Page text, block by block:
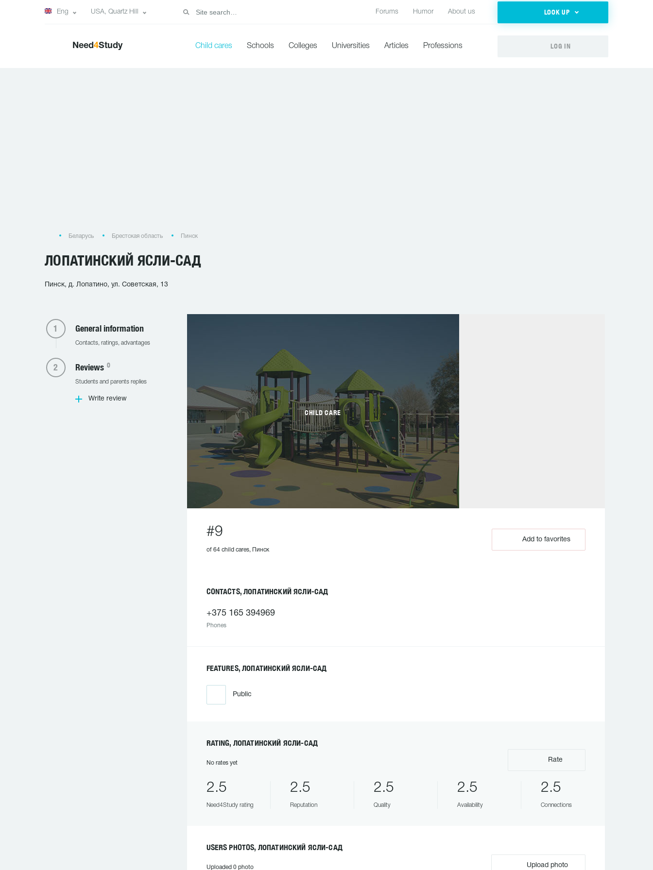
Eng USA, Quartz Hill Forums Humor About us LOOK UP
Need4Study Child cares Schools Colleges Universities Articles Professions LOG IN
Беларусь Брестская область Пинск
ЛОПАТИНСКИЙ ЯСЛИ-САД
Пинск, д. Лопатино, ул. Советская, 13
General information
Contacts, ratings, advantages
Reviews 0
Students and parents replies
Write review
CHILD CARE
#9
of 64 child cares, Пинск
Add to favorites
CONTACTS, ЛОПАТИНСКИЙ ЯСЛИ-САД
+375 165 394969
Phones
FEATURES, ЛОПАТИНСКИЙ ЯСЛИ-САД
Public
RATING, ЛОПАТИНСКИЙ ЯСЛИ-САД
No rates yet Rate
2.5
Need4Study rating
2.5
Reputation
2.5
Quality
2.5
Availability
2.5
Connections
USERS PHOTOS, ЛОПАТИНСКИЙ ЯСЛИ-САД
Uploaded 0 photo Upload photo